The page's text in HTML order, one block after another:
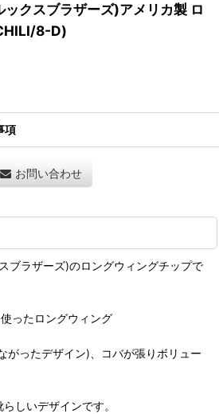
クスブラザーズ)アメリカ製 ロ
8-D)
項
お問い合わせ
ブラザーズ)のロングウィングチップで
ったロングウィング
がったデザイン)、コバが張りボリュー
しいデザインです。